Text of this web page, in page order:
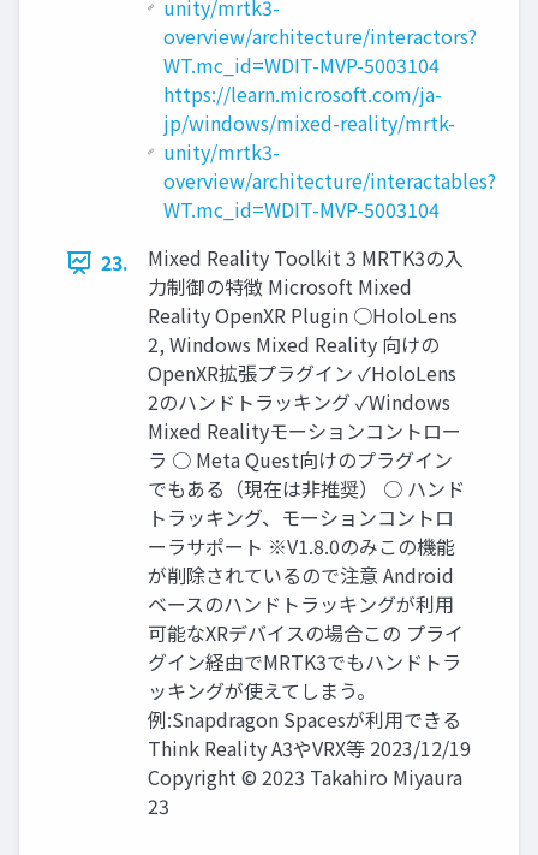
unity/mrtk3-
overview/architecture/interactors?
WT.mc_id=WDIT-MVP-5003104
https://learn.microsoft.com/ja-
jp/windows/mixed-reality/mrtk-
unity/mrtk3-
overview/architecture/interactables?
WT.mc_id=WDIT-MVP-5003104
23.
Mixed Reality Toolkit 3 MRTK3の入
力制御の特徴 Microsoft Mixed
Reality OpenXR Plugin ○HoloLens
2, Windows Mixed Reality 向けの
OpenXR拡張プラグイン ✓HoloLens
2のハンドトラッキング ✓Windows
Mixed Realityモーションコントロー
ラ ○ Meta Quest向けのプラグイン
でもある（現在は非推奨） ○ ハンド
トラッキング、モーションコントロ
ーラサポート ※V1.8.0のみこの機能
が削除されているので注意 Android
ベースのハンドトラッキングが利用
可能なXRデバイスの場合この プライ
グイン経由でMRTK3でもハンドトラ
ッキングが使えてしまう。
例:Snapdragon Spacesが利用できる
Think Reality A3やVRX等 2023/12/19
Copyright © 2023 Takahiro Miyaura
23